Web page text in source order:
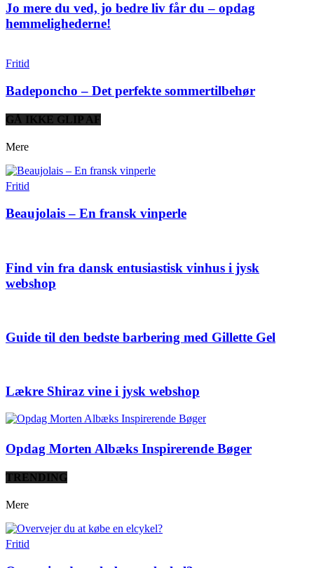
Jo mere du ved, jo bedre liv får du – opdag
hemmelighederne!
Fritid
Badeponcho – Det perfekte sommertilbehør
GÅ IKKE GLIP AF
Mere
Fritid
Beaujolais – En fransk vinperle
Find vin fra dansk entusiastisk vinhus i jysk
webshop
Guide til den bedste barbering med Gillette Gel
Lækre Shiraz vine i jysk webshop
Opdag Morten Albæks Inspirerende Bøger
TRENDING
Mere
Fritid